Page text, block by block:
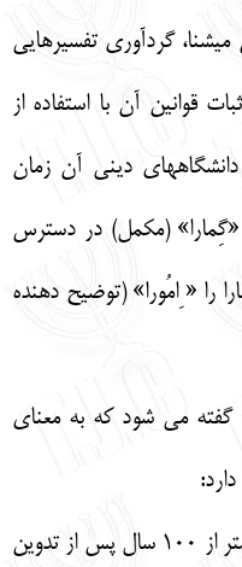
گردآوري تفسيرهايي
قوانين آن با استفاده از
ديني آن زمان
«گِمارا» (مكمل) در دسترس
را « ِامُورا» (توضيح دهنده
گفته مي شود كه به معناي
1 - تلمود يِروشَلْمي كه در مدتي كمتر از 100 سال پس از تدوين